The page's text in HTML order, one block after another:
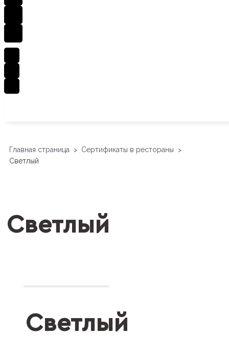
Главная страница > Сертификаты в рестораны >
Светлый
Светлый
Светлый